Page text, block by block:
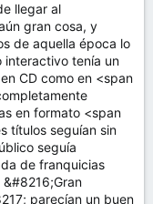
llegar al
gran cosa, y
de aquella época lo
interactivo tenía un
CD como en <span
en formato <span
títulos seguían sin
seguía
de franquicias
parecían un buen